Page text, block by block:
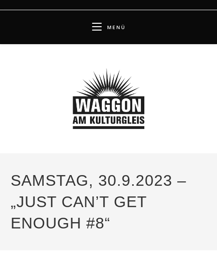
MENÜ
SAMSTAG, 30.9.2023 –
„JUST CAN’T GET
ENOUGH #8“